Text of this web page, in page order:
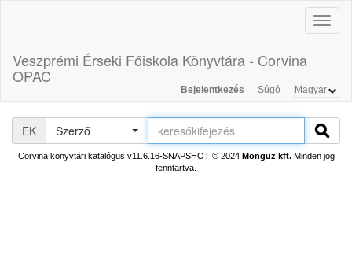
Veszprémi Érseki Főiskola Könyvtára - Corvina
OPAC
Bejelentkezés Súgó
EK Szerző
Corvina könyvtári katalógus v11.6.16-SNAPSHOT© 2024 Monguz kft.Minden jog
fenntartva.